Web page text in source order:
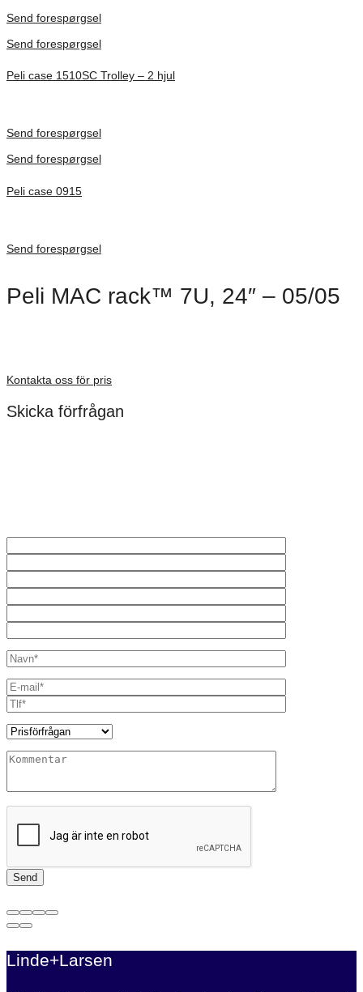
Send forespørgsel
Send forespørgsel
Peli case 1510SC Trolley – 2 hjul
Send forespørgsel
Send forespørgsel
Peli case 0915
Send forespørgsel
Peli MAC rack™ 7U, 24″ – 05/05
Kontakta oss för pris
Skicka förfrågan
Linde+Larsen